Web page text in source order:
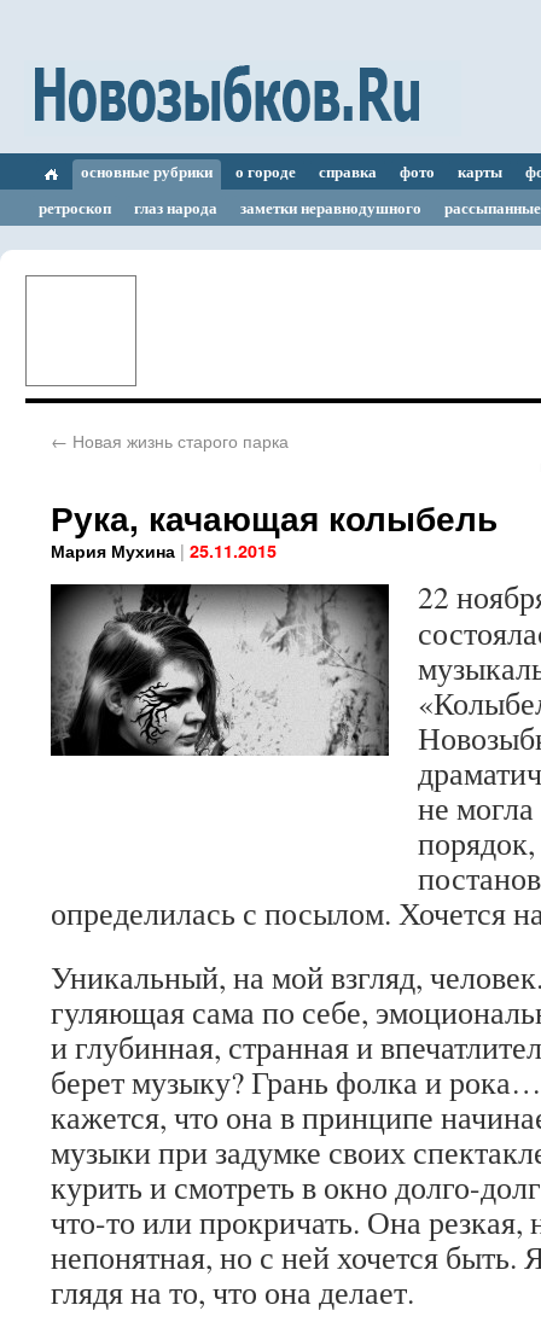
основные рубрики о городе справка фото карты
ретроскоп
глаз народа заметки неравнодушного
← Новая жизнь старого парка
Рука, качающая колыбель
Мария Мухина | 25.11.2015
22
не
определилась с посылом. Хочется
Уникальный, на мой взгляд,
гуляющая сама по себе,
и глубинная, странная и
берет музыку? Грань фолка и
кажется, что она в принципе
музыки при задумке своих
курить и смотреть в окно долго-
что-то или прокричать. Она резкая,
непонятная, но с ней хочется быть.
глядя на то, что она делает.